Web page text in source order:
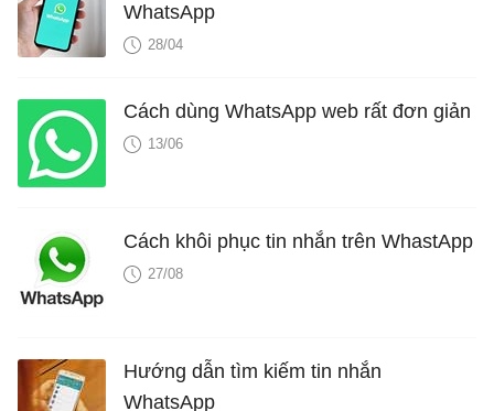
WhatsApp
28/04
Cách dùng WhatsApp web rất đơn giản
13/06
Cách khôi phục tin nhắn trên WhastApp
27/08
Hướng dẫn tìm kiếm tin nhắn
WhatsApp